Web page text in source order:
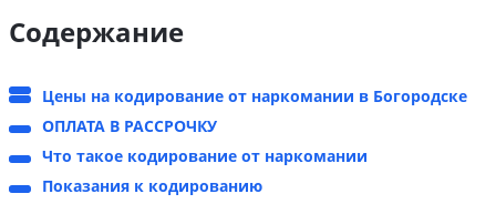
Содержание
Цены на кодирование от наркомании в Богородске
ОПЛАТА В РАССРОЧКУ
Что такое кодирование от наркомании
Показания к кодированию